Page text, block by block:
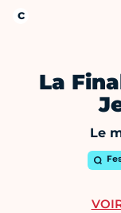
La
Le